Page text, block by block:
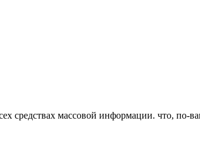
средствах массовой информации. что,